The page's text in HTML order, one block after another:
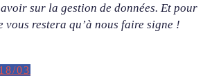
sur la gestion de données. Et pour
vous restera qu’à nous faire signe !
03